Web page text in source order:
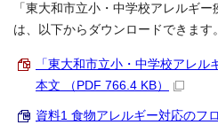
「東大和市立小・中学校アレルギー
は、以下からダウンロードできます。
「東大和市立小・中学校アレル
本文 （PDF 766.4 KB）
資料1 食物アレルギー対応のフ